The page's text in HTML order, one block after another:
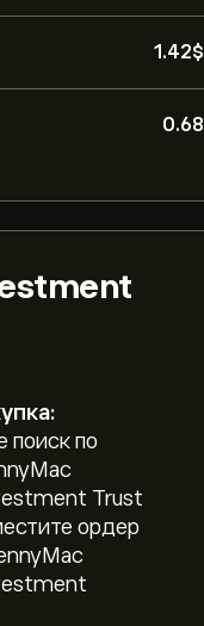
1.42‎$‎
0.68
поиск по
Trust
ордер